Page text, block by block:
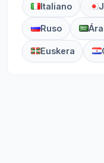
Italiano
Ruso
Euskera